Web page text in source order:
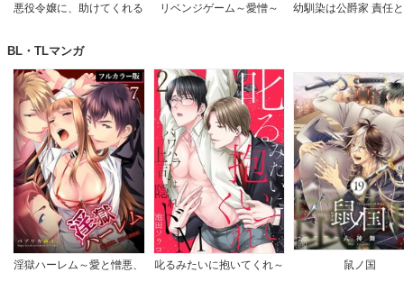
悪役令嬢に、助けてくれる
リベンジゲーム～愛憎～
幼馴染は公爵家 責任
BL・TLマンガ
淫獄ハーレム～愛と憎悪、
叱るみたいに抱いてくれ～
鼠ノ国